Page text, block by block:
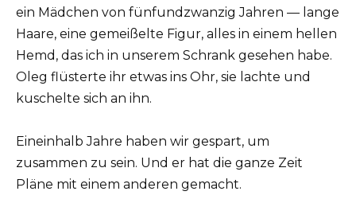
ein Mädchen von fünfundzwanzig Jahren — lange
Haare, eine gemeißelte Figur, alles in einem hellen
Hemd, das ich in unserem Schrank gesehen habe.
Oleg flüsterte ihr etwas ins Ohr, sie lachte und
kuschelte sich an ihn.
Eineinhalb Jahre haben wir gespart, um
zusammen zu sein. Und er hat die ganze Zeit
Pläne mit einem anderen gemacht.